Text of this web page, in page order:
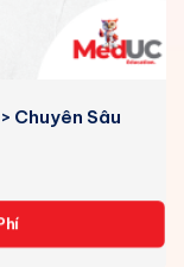
Chuyên Sâu